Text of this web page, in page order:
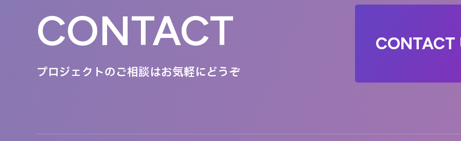
CONTACT
プロジェクトのご相談はお気軽にどうぞ
CONTACT